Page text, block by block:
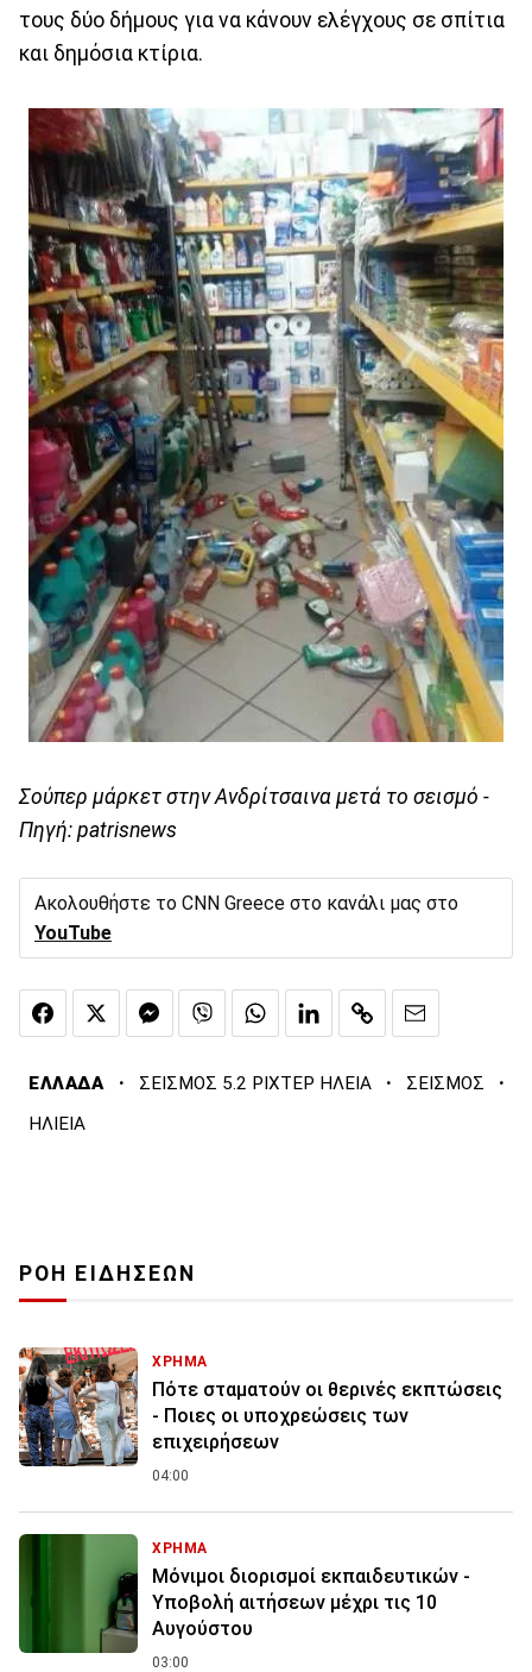
τους δύο δήμους για να κάνουν ελέγχους σε σπίτια
και δημόσια κτίρια.
Σούπερ μάρκετ στην Ανδρίτσαινα μετά το σεισμό -
Πηγή: patrisnews
Ακολουθήστε το CNN Greece στο κανάλι μας στο
YouTube
ΕΛΛΑΔΑ · ΣΕΙΣΜΟΣ 5.2 ΡΙΧΤΕΡ ΗΛΕΙΑ · ΣΕΙΣΜΟΣ ·
ΗΛΙΕΙΑ
ΡΟΗ ΕΙΔΗΣΕΩΝ
ΧΡΗΜΑ
Πότε σταματούν οι θερινές εκπτώσεις
- Ποιες οι υποχρεώσεις των
επιχειρήσεων
04:00
ΧΡΗΜΑ
Μόνιμοι διορισμοί εκπαιδευτικών -
Υποβολή αιτήσεων μέχρι τις 10
Αυγούστου
03:00